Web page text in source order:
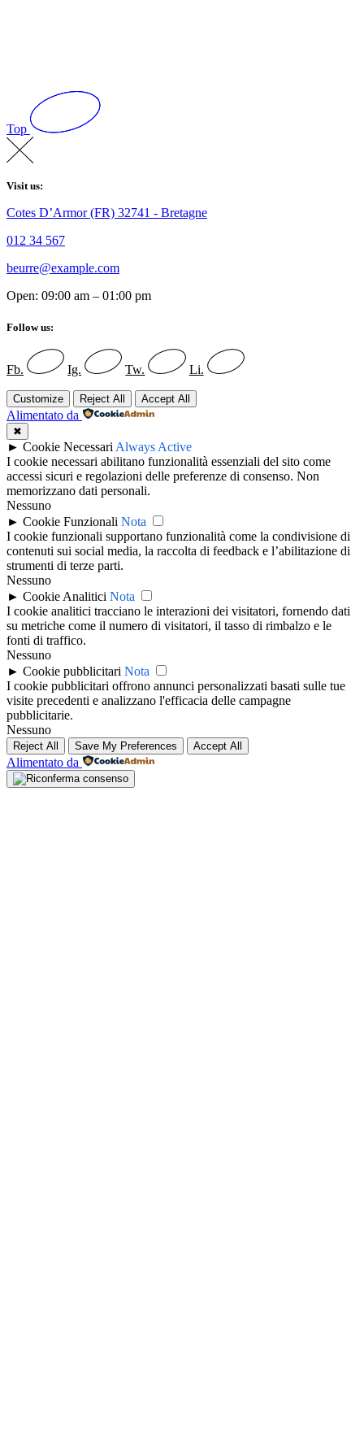
Top
Visit us:
Cotes D’Armor (FR) 32741 - Bretagne
012 34 567
beurre@example.com
Open: 09:00 am – 01:00 pm
Follow us:
Fb. Ig. Tw. Li.
Customize Reject All Accept All
Alimentato da
✖
► Cookie Necessari Always Active
I cookie necessari abilitano funzionalità essenziali del sito come
accessi sicuri e regolazioni delle preferenze di consenso. Non
memorizzano dati personali.
Nessuno
► Cookie Funzionali Nota
I cookie funzionali supportano funzionalità come la condivisione di
contenuti sui social media, la raccolta di feedback e l’abilitazione di
strumenti di terze parti.
Nessuno
► Cookie Analitici Nota
I cookie analitici tracciano le interazioni dei visitatori, fornendo dati
su metriche come il numero di visitatori, il tasso di rimbalzo e le
fonti di traffico.
Nessuno
► Cookie pubblicitari Nota
I cookie pubblicitari offrono annunci personalizzati basati sulle tue
visite precedenti e analizzano l'efficacia delle campagne
pubblicitarie.
Nessuno
Reject All Save My Preferences Accept All
Alimentato da